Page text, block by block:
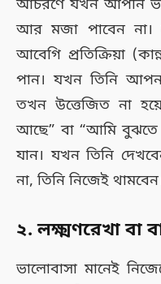
আচরণে যখন আপনি
আর মজা পাবেন না।
আবেগি প্রতিক্রিয়া
পান। যখন তিনি
তখন উত্তেজিত না
আছে” বা “আমি
যান। যখন তিনি
না, তিনি নিজেই
২. লক্ষ্মণরেখা বা
ভালোবাসা মানেই